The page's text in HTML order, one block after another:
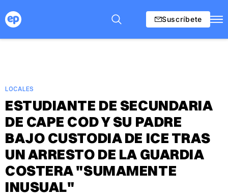
Suscríbete
LOCALES
ESTUDIANTE DE SECUNDARIA
DE CAPE COD Y SU PADRE
BAJO CUSTODIA DE ICE TRAS
UN ARRESTO DE LA GUARDIA
COSTERA "SUMAMENTE
INUSUAL"